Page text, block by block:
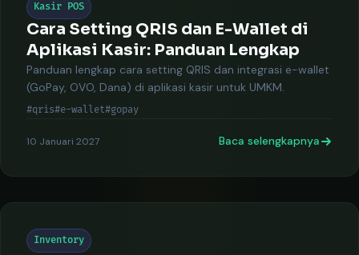
Kasir POS
Cara Setting QRIS dan E-Wallet di
Aplikasi Kasir: Panduan Lengkap
Panduan lengkap cara setting QRIS dan integrasi e-wallet
(GoPay, OVO, Dana) di aplikasi kasir untuk UMKM.
#qris#e-wallet#gopay
10 Januari 2027 Baca selengkapnya
Inventory